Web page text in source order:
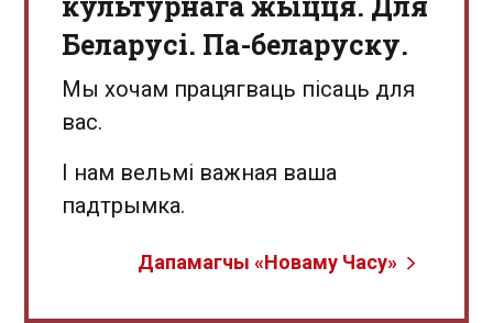
Беларусі. Па-беларуску.
Мы хочам працягваць пісаць для
вас.
І нам вельмі важная ваша
падтрымка.
Дапамагчы «Новаму Часу»